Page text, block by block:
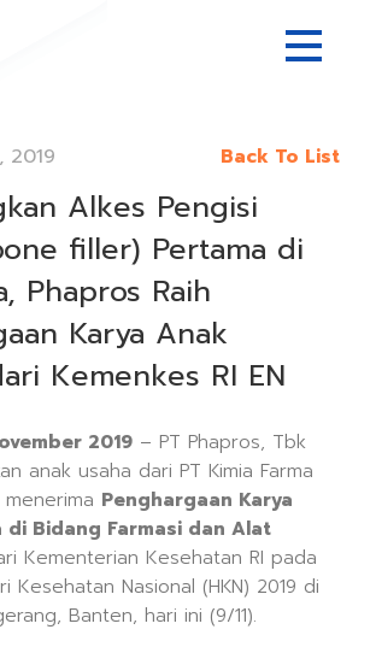
2019 Back To List
Alkes Pengisi
filler) Pertama di
Phapros Raih
Karya Anak
Kemenkes RI EN
2019 – PT Phapros, Tbk
anak usaha dari PT Kimia Farma
Penghargaan Karya
di Bidang Farmasi dan Alat
Kementerian Kesehatan RI pada
Kesehatan Nasional (HKN) 2019 di
Banten, hari ini (9/11).